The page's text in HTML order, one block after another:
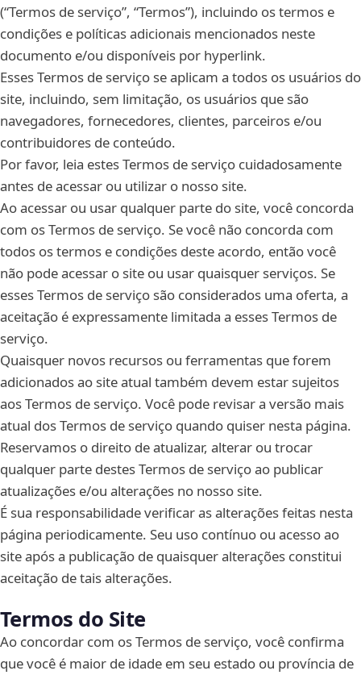
(“Termos de serviço”, “Termos”), incluindo os termos e
condições e políticas adicionais mencionados neste
documento e/ou disponíveis por hyperlink.
Esses Termos de serviço se aplicam a todos os usuários do
site, incluindo, sem limitação, os usuários que são
navegadores, fornecedores, clientes, parceiros e/ou
contribuidores de conteúdo.
Por favor, leia estes Termos de serviço cuidadosamente
antes de acessar ou utilizar o nosso site.
Ao acessar ou usar qualquer parte do site, você concorda
com os Termos de serviço. Se você não concorda com
todos os termos e condições deste acordo, então você
não pode acessar o site ou usar quaisquer serviços. Se
esses Termos de serviço são considerados uma oferta, a
aceitação é expressamente limitada a esses Termos de
serviço.
Quaisquer novos recursos ou ferramentas que forem
adicionados ao site atual também devem estar sujeitos
aos Termos de serviço. Você pode revisar a versão mais
atual dos Termos de serviço quando quiser nesta página.
Reservamos o direito de atualizar, alterar ou trocar
qualquer parte destes Termos de serviço ao publicar
atualizações e/ou alterações no nosso site.
É sua responsabilidade verificar as alterações feitas nesta
página periodicamente. Seu uso contínuo ou acesso ao
site após a publicação de quaisquer alterações constitui
aceitação de tais alterações.
Termos do Site
Ao concordar com os Termos de serviço, você confirma
que você é maior de idade em seu estado ou província de